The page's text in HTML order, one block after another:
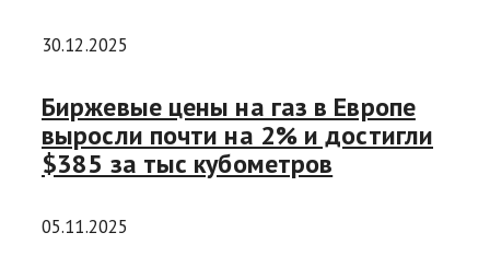
30.12.2025
Биржевые цены на газ в Европе
выросли почти на 2% и достигли
$385 за тыс кубометров
05.11.2025